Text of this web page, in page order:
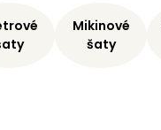
Mikinové
šaty